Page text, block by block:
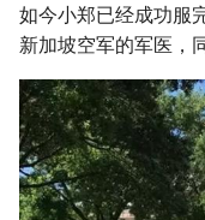
如今小郑已经成功服
新加坡空军的军医，